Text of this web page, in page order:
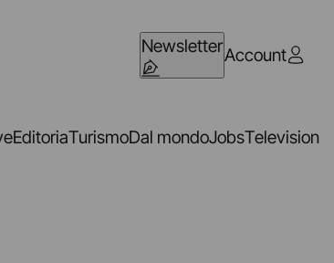
NewsletterAccount
EditoriaTurismoDal mondoJobsTelevision